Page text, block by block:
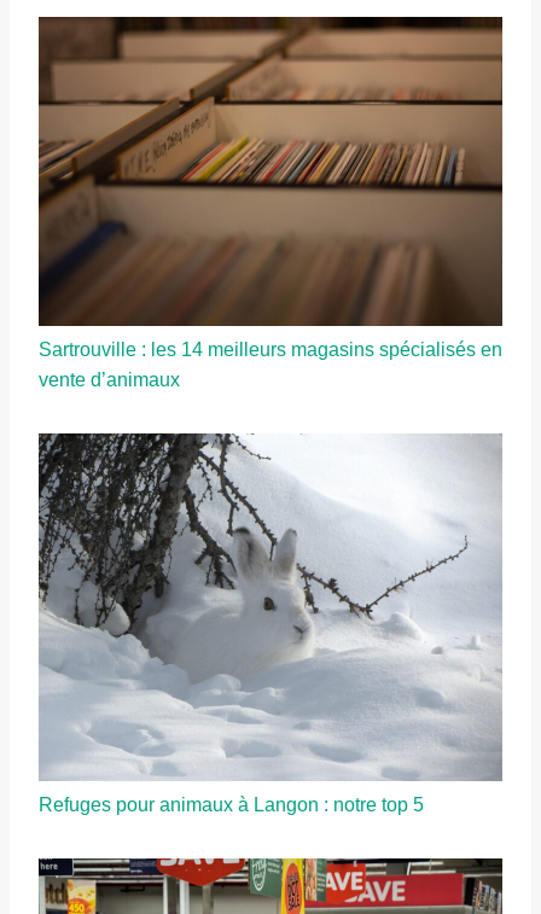
Sartrouville : les 14 meilleurs magasins spécialisés en
vente d’animaux
Refuges pour animaux à Langon : notre top 5